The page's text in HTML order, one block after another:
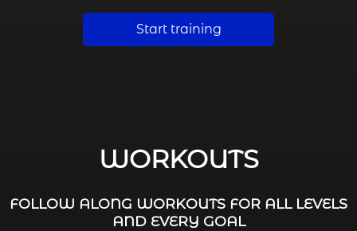
Start training
WORKOUTS
FOLLOW ALONG WORKOUTS FOR ALL LEVELS
AND EVERY GOAL